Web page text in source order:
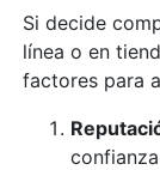
Si decide
línea o en
factores para